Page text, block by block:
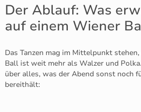
Der Ablauf: Was
auf einem Wiener
Das Tanzen mag im Mittelpunkt
Ball ist weit mehr als Walzer und
über alles, was der Abend sonst noch
bereithält: